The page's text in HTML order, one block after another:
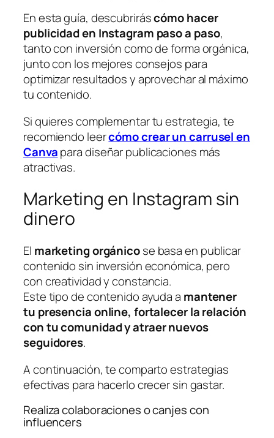
En esta guía, descubriráscómo hacer
publicidad en Instagram paso a paso,
tanto con inversión como de forma orgánica,
junto con los mejores consejos para
optimizar resultados y aprovechar al máximo
tu contenido.
Si quieres complementar tu estrategia, te
recomiendo leercómo crear un carrusel en
Canvapara diseñar publicaciones más
atractivas.
Marketing en Instagram sin
dinero
El marketing orgánicose basa en publicar
contenido sin inversión económica, pero
con creatividad y constancia.
Este tipo de contenido ayuda a mantener
tu presencia online, fortalecer la relación
con tu comunidad y atraer nuevos
seguidores.
A continuación, te comparto estrategias
efectivas para hacerlo crecer sin gastar.
Realiza colaboraciones o canjes con
influencers